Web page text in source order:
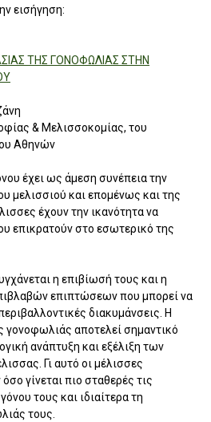
εισήγηση:
ΤΗΣ ΓΟΝΟΦΩΛΙΑΣ ΣΤΗΝ
& Μελισσοκομίας, του
Αθηνών
έχει ως άμεση συνέπεια την
μελισσιού και επομένως και της
έχουν την ικανότητα να
επικρατούν στο εσωτερικό της
η επιβίωσή τους και η
επιπτώσεων που μπορεί να
διακυμάνσεις. Η
γονοφωλιάς αποτελεί σημαντικό
ανάπτυξη και εξέλιξη των
Γι αυτό οι μέλισσες
γίνεται πιο σταθερές τις
τους και ιδιαίτερα τη
τους.